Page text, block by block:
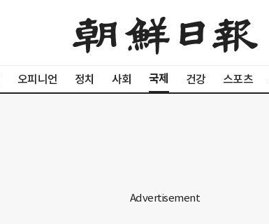
오피니언 정치 사회 국제 건강 스포츠